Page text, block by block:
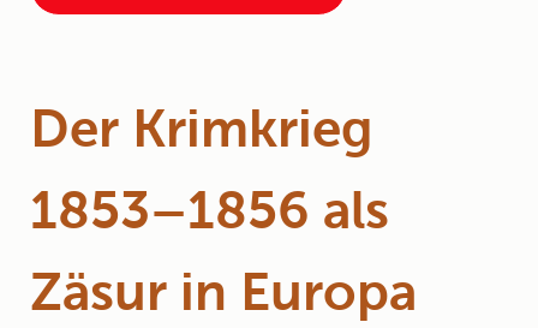
Der Krimkrieg
1853–1856 als
Zäsur in Europa